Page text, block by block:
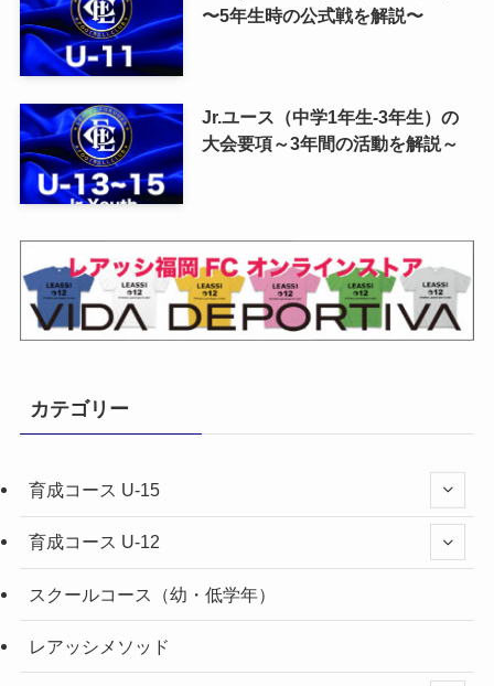
〜5年生時の公式戦を解説〜
Jr.ユース（中学1年生-3年生）の
大会要項～3年間の活動を解説～
カテゴリー
育成コース U-15
育成コース U-12
スクールコース（幼・低学年）
レアッシメソッド